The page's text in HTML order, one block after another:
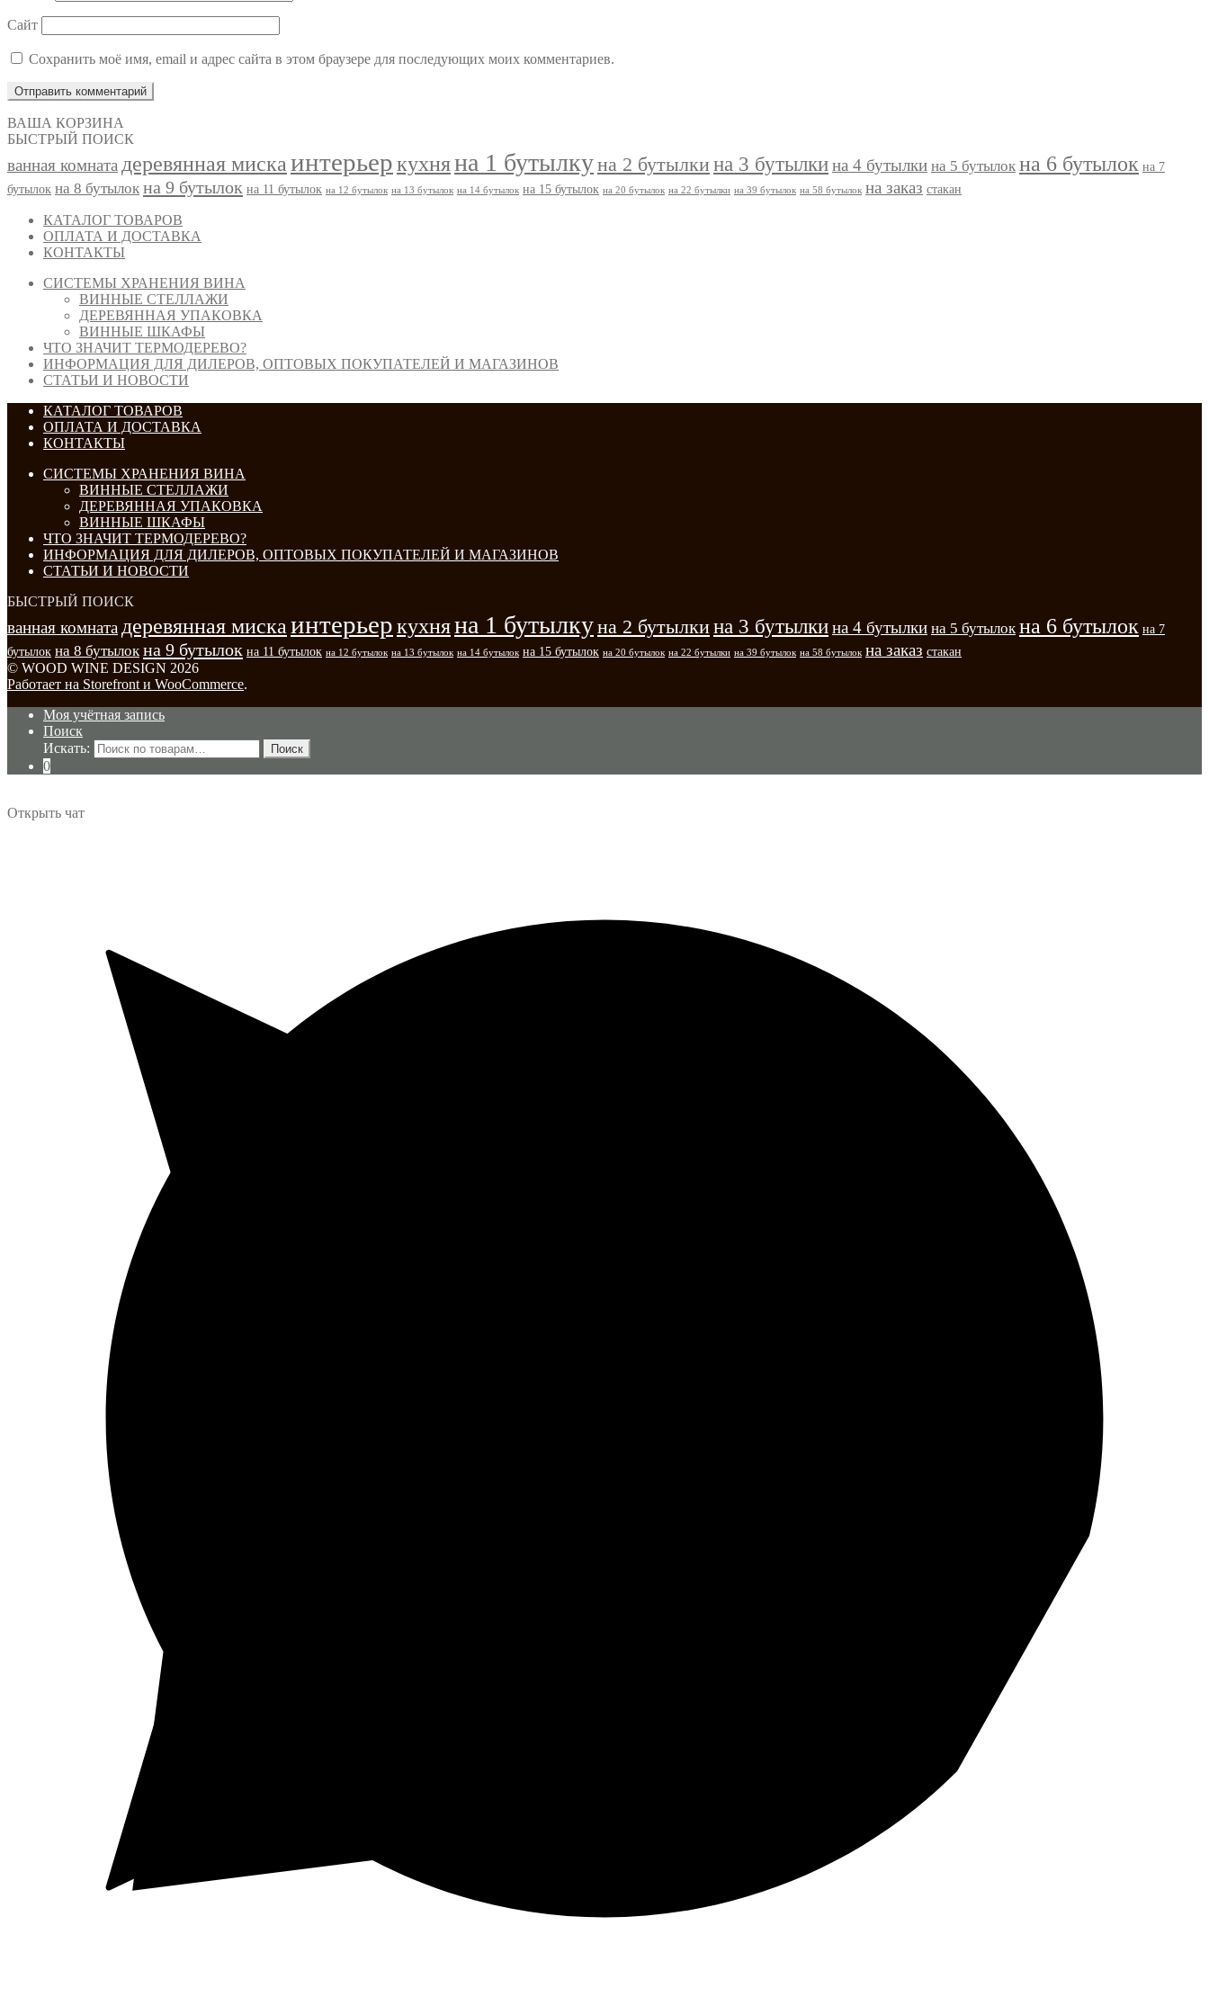
Сайт
Сохранить моё имя, email и адрес сайта в этом браузере для последующих моих комментариев.
ВАША КОРЗИНА
БЫСТРЫЙ ПОИСК
ванная комната деревянная миска интерьеркухняна 1 бутылкуна 2 бутылки на 3 бутылкина 4 бутылки на 5 бутылок на 6 бутылок на 7
бутылок на 8 бутылок на 9 бутылок на 11 бутылок на 12 бутылок на 13 бутылок на 14 бутылок на 15 бутылок на 20 бутылок на 22 бутылки на 39 бутылок на 58 бутылок на заказ стакан
КАТАЛОГ ТОВАРОВ
ОПЛАТА И ДОСТАВКА
КОНТАКТЫ
СИСТЕМЫ ХРАНЕНИЯ ВИНА
ВИННЫЕ СТЕЛЛАЖИ
ДЕРЕВЯННАЯ УПАКОВКА
ВИННЫЕ ШКАФЫ
ЧТО ЗНАЧИТ ТЕРМОДЕРЕВО?
ИНФОРМАЦИЯ ДЛЯ ДИЛЕРОВ, ОПТОВЫХ ПОКУПАТЕЛЕЙ И МАГАЗИНОВ
СТАТЬИ И НОВОСТИ
КАТАЛОГ ТОВАРОВ
ОПЛАТА И ДОСТАВКА
КОНТАКТЫ
СИСТЕМЫ ХРАНЕНИЯ ВИНА
ВИННЫЕ СТЕЛЛАЖИ
ДЕРЕВЯННАЯ УПАКОВКА
ВИННЫЕ ШКАФЫ
ЧТО ЗНАЧИТ ТЕРМОДЕРЕВО?
ИНФОРМАЦИЯ ДЛЯ ДИЛЕРОВ, ОПТОВЫХ ПОКУПАТЕЛЕЙ И МАГАЗИНОВ
СТАТЬИ И НОВОСТИ
БЫСТРЫЙ ПОИСК
ванная комната деревянная миска интерьеркухняна 1 бутылкуна 2 бутылкина 3 бутылкина 4 бутылки на 5 бутылок на 6 бутылок на 7
бутылок на 8 бутылок на 9 бутылок на 11 бутылок на 12 бутылок на 13 бутылок на 14 бутылок на 15 бутылок на 20 бутылок на 22 бутылки на 39 бутылок на 58 бутылок на заказ стакан
© WOOD WINE DESIGN 2026
Работает на Storefront и WooCommerce.
Моя учётная запись
Поиск
Искать:
Поиск
0
Открыть чат